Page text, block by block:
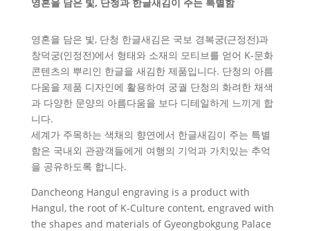
영혼을 담은 빛, 단청 한글새김은 국보 경복궁(근정전)과
창덕궁(인정전)에서 형태와 소재의 모티브를 얻어 K-문화
콘텐츠의 뿌리인 한글을 새김한 제품입니다. 단청의 아름
다움을 제품 디자인에 활용하여 궁궐 단청의 화려한 채색
과 다양한 문양의 아름다움을 보다 디테일하게 느끼게 합
니다.
세계가 주목하는 색채의 향연에서 한글새김이 주는 특별
함은 국내외 관광객들에게 여행의 기억과 가치있는 추억
을 공유하도록 합니다.
Dancheong Hangul engraving is a product with
Hangul, the root of K-Culture content, engraved with
the shapes and materials of Gyeongbokgung Palace